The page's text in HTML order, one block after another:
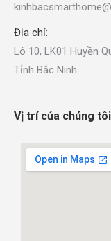
Địa chỉ:
Lô 10, LK01 Huyền
Tỉnh Bắc Ninh
Vị trí của chúng